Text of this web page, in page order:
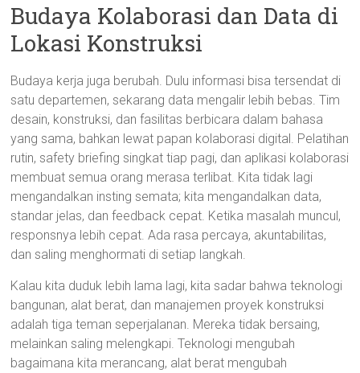
Budaya Kolaborasi dan Data di
Lokasi Konstruksi
Budaya kerja juga berubah. Dulu informasi bisa tersendat di
satu departemen, sekarang data mengalir lebih bebas. Tim
desain, konstruksi, dan fasilitas berbicara dalam bahasa
yang sama, bahkan lewat papan kolaborasi digital. Pelatihan
rutin, safety briefing singkat tiap pagi, dan aplikasi kolaborasi
membuat semua orang merasa terlibat. Kita tidak lagi
mengandalkan insting semata; kita mengandalkan data,
standar jelas, dan feedback cepat. Ketika masalah muncul,
responsnya lebih cepat. Ada rasa percaya, akuntabilitas,
dan saling menghormati di setiap langkah.
Kalau kita duduk lebih lama lagi, kita sadar bahwa teknologi
bangunan, alat berat, dan manajemen proyek konstruksi
adalah tiga teman seperjalanan. Mereka tidak bersaing,
melainkan saling melengkapi. Teknologi mengubah
bagaimana kita merancang, alat berat mengubah